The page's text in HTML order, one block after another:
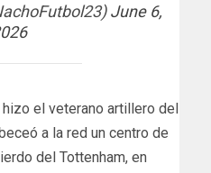
June 6,
el veterano artillero del
a la red un centro de
del Tottenham, en